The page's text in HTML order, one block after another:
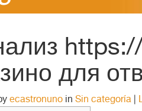
для
ecastronuno in Sin categoría